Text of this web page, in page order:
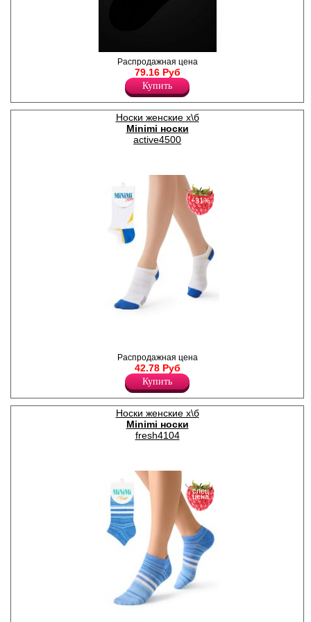
Носки унисекс со
светоотражающим принтом.
Их можно носить на
прогулку, вечеринку, для
безопасности при езде на
велосипеде, самокате. В
таких носках невозможно
остаться незамеченным.
Полиамид 23%
Распродажная цена
79.16 Руб
Купить
Носки женские х\б
Minimi носки
active4500
из хлопка, укороченные.
Принтованная резинка,
плоские швы.
Полиамид 20%
Хлопок 75%
Эластан 5%
−31%
Распродажная цена
42.78 Руб
Купить
Носки женские х\б
Minimi носки
fresh4104
спец
цена